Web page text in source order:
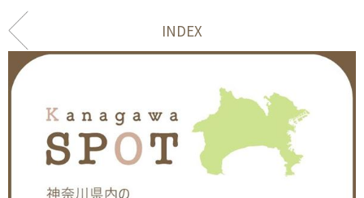
INDEX